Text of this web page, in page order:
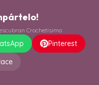
Crochetísimo
Pinterest